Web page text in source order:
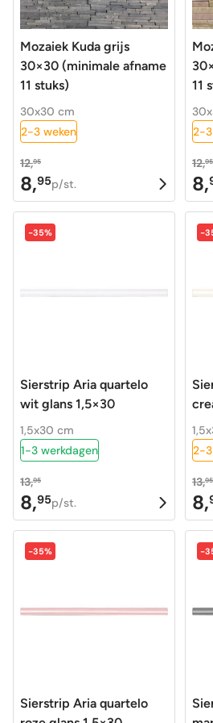
Mozaiek Kuda grijs
30×30 (minimale afname
11 stuks)
30x30 cm
2-3 weken
12,95
Oorspronkelijke
prijs
was:
12,95.
8,95
Huidige
prijs
is:
8,95.
p/st.
11
2-3
12,95
8,
is:
-35%
Sierstrip Aria quartelo
wit glans 1,5×30
1,5x30 cm
1-3 werkdagen
13,95
Oorspronkelijke
prijs
was:
13,95.
8,95
Huidige
prijs
is:
8,95.
p/st.
-
2-3
13,95
8,
is:
-35%
Sierstrip Aria quartelo
-